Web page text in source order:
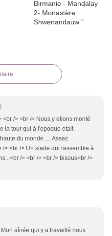
/> <br /> Nous y etions monté
la tour qui à l'epoque etait
du monde .... Assez
/> <br /> Un stade qui ressemble à
..<br /> <br /> <br /> bisous<br />
aînée qui y a travaillé nous